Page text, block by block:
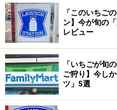
果肉感たっぷりの
く！
いちごの果肉がゴロゴロっと
いちごソースには、いちご
ます。とろりとした粘度が
「このいちご
ン】今が旬の
レビュー
「いちごが旬
ご狩り】今し
ツ」5選